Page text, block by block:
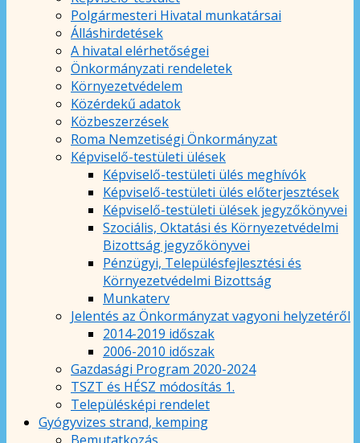
Polgármesteri Hivatal munkatársai
Álláshirdetések
A hivatal elérhetőségei
Önkormányzati rendeletek
Környezetvédelem
Közérdekű adatok
Közbeszerzések
Roma Nemzetiségi Önkormányzat
Képviselő-testületi ülések
Képviselő-testületi ülés meghívók
Képviselő-testületi ülés előterjesztések
Képviselő-testületi ülések jegyzőkönyvei
Szociális, Oktatási és Környezetvédelmi
Bizottság jegyzőkönyvei
Pénzügyi, Településfejlesztési és
Környezetvédelmi Bizottság
Munkaterv
Jelentés az Önkormányzat vagyoni helyzetéről
2014-2019 időszak
2006-2010 időszak
Gazdasági Program 2020-2024
TSZT és HÉSZ módosítás 1.
Településképi rendelet
Gyógyvizes strand, kemping